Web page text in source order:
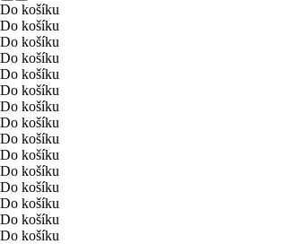
Do košíku
Do košíku
Do košíku
Do košíku
Do košíku
Do košíku
Do košíku
Do košíku
Do košíku
Do košíku
Do košíku
Do košíku
Do košíku
Do košíku
Do košíku